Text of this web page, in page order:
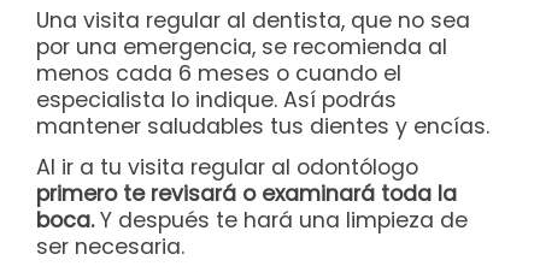
Una visita regular al dentista, que no sea
por una emergencia, se recomienda al
menos cada 6 meses o cuando el
especialista lo indique. Así podrás
mantener saludables tus dientes y encías.
Al ir a tu visita regular al odontólogo
primero te revisará o examinará toda la
boca.Y después te hará una limpieza de
ser necesaria.